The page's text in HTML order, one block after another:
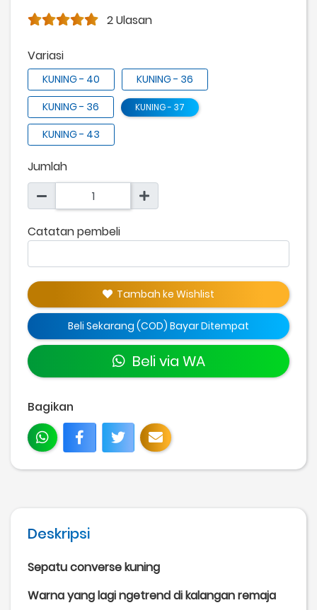
2 Ulasan
Variasi
KUNING - 40
KUNING - 36
KUNING - 36
KUNING - 37
KUNING - 43
Jumlah
Catatan pembeli
Tambah ke Wishlist
Beli Sekarang (COD) Bayar Ditempat
Beli via WA
Bagikan
Deskripsi
Sepatu converse kuning
Warna yang lagi ngetrend di kalangan remaja